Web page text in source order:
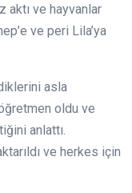
aktı ve hayvanlar
ve peri Lila’ya
asla
oldu ve
anlattı.
ve herkes için